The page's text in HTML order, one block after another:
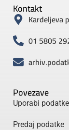
Povezave
Uporabi podatke
Predaj podatke
Kontakt
Kardeljeva
01 5805